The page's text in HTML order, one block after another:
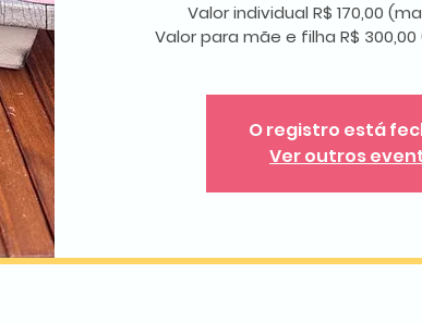
Valor individual R$ 170,00
Valor para mãe e filha R$
O registro está
Ver outros